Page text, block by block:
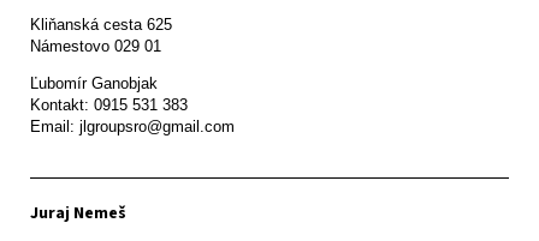
Kliňanská cesta 625
Námestovo 029 01
Ľubomír Ganobjak
Kontakt: 0915 531 383
Email: jlgroupsro@gmail.com
Juraj Nemeš